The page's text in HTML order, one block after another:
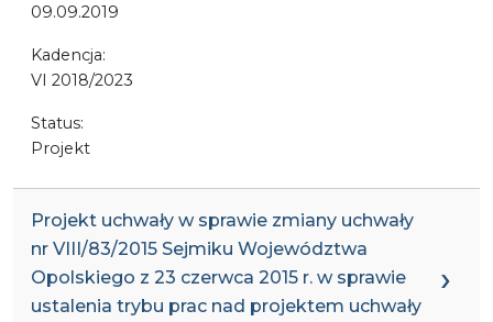
09.09.2019
Kadencja:
VI 2018/2023
Status:
Projekt
Projekt uchwały w sprawie zmiany uchwały
nr VIII/83/2015 Sejmiku Województwa
Opolskiego z 23 czerwca 2015 r. w sprawie
ustalenia trybu prac nad projektem uchwały